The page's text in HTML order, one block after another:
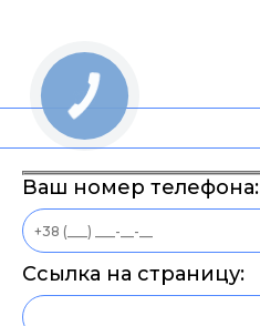
Ваш номер телефона:
Ссылка на страницу: